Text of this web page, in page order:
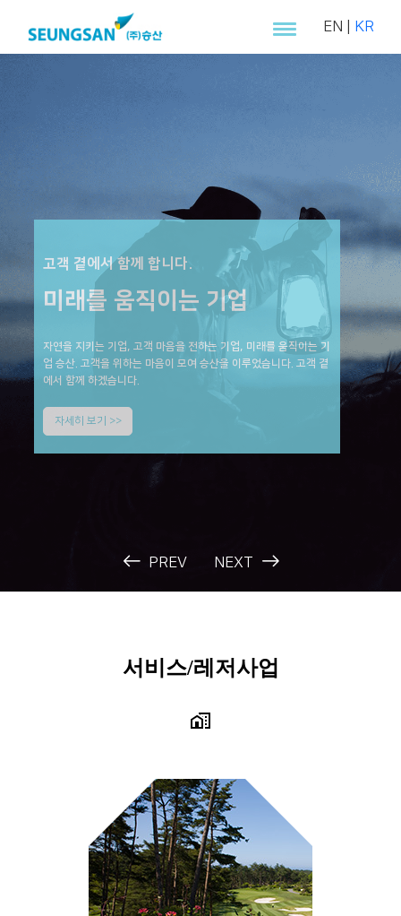
EN KR
고객 곁에서 함께 합니다.
미래를 움직이는 기업
자연을 지키는 기업, 고객 마음을 전하는 기업, 미래를 움직이는 기
업 승산. 고객을 위하는 마음이 모여 승산을 이루었습니다. 고객 곁
에서 함께 하겠습니다.
자세히 보기 >>
PREV NEXT
서비스/레저사업